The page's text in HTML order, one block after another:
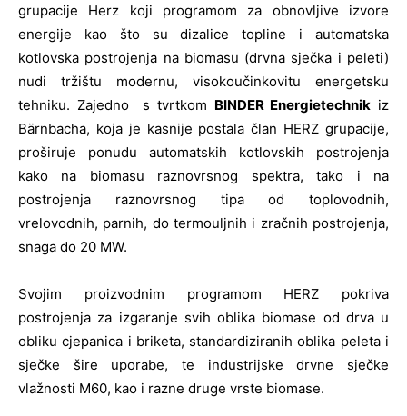
grupacije Herz koji programom za obnovljive izvore
energije kao što su dizalice topline i automatska
kotlovska postrojenja na biomasu (drvna sječka i peleti)
nudi tržištu modernu, visokoučinkovitu energetsku
tehniku. Zajedno s tvrtkom BINDER Energietechnik iz
Bärnbacha, koja je kasnije postala član HERZ grupacije,
proširuje ponudu automatskih kotlovskih postrojenja
kako na biomasu raznovrsnog spektra, tako i na
postrojenja raznovrsnog tipa od toplovodnih,
vrelovodnih, parnih, do termouljnih i zračnih postrojenja,
snaga do 20 MW.
Svojim proizvodnim programom HERZ pokriva
postrojenja za izgaranje svih oblika biomase od drva u
obliku cjepanica i briketa, standardiziranih oblika peleta i
sječke šire uporabe, te industrijske drvne sječke
vlažnosti M60, kao i razne druge vrste biomase.